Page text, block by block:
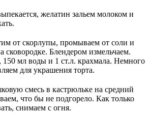
желатин зальем молоком и
от скорлупы, промываем от соли и
сковородке. Блендером измельчаем.
150 мл воды и 1 ст.л. крахмала. Немного
для украшения торта.
смесь в кастрюльке на средний
что бы не подгорело. Как только
снимаем с огня.